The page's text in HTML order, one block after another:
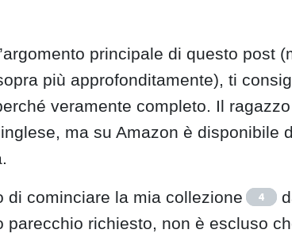
principale di questo post
più approfonditamente), ti
veramente completo. Il
ma su Amazon è disponibile
di cominciare la mia collezione 4
parecchio richiesto, non è escluso